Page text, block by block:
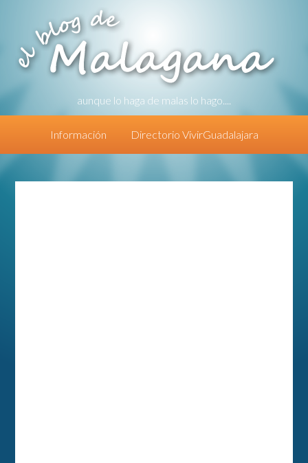
aunque lo haga de malas lo hago....
Información Directorio VivirGuadalajara